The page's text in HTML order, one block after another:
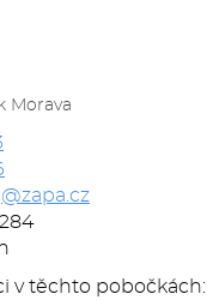
Morava
v těchto pobočkách: